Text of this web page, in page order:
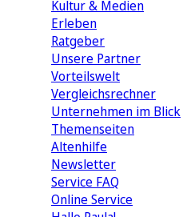
Kultur & Medien
Erleben
Ratgeber
Unsere Partner
Vorteilswelt
Vergleichsrechner
Unternehmen im Blick
Themenseiten
Altenhilfe
Newsletter
Service FAQ
Online Service